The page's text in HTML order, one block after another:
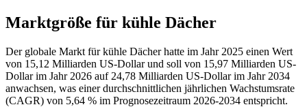
Marktgröße für kühle Dächer
Der globale Markt für kühle Dächer hatte im Jahr 2025 einen Wert
von 15,12 Milliarden US-Dollar und soll von 15,97 Milliarden US-
Dollar im Jahr 2026 auf 24,78 Milliarden US-Dollar im Jahr 2034
anwachsen, was einer durchschnittlichen jährlichen Wachstumsrate
(CAGR) von 5,64 % im Prognosezeitraum 2026-2034 entspricht.